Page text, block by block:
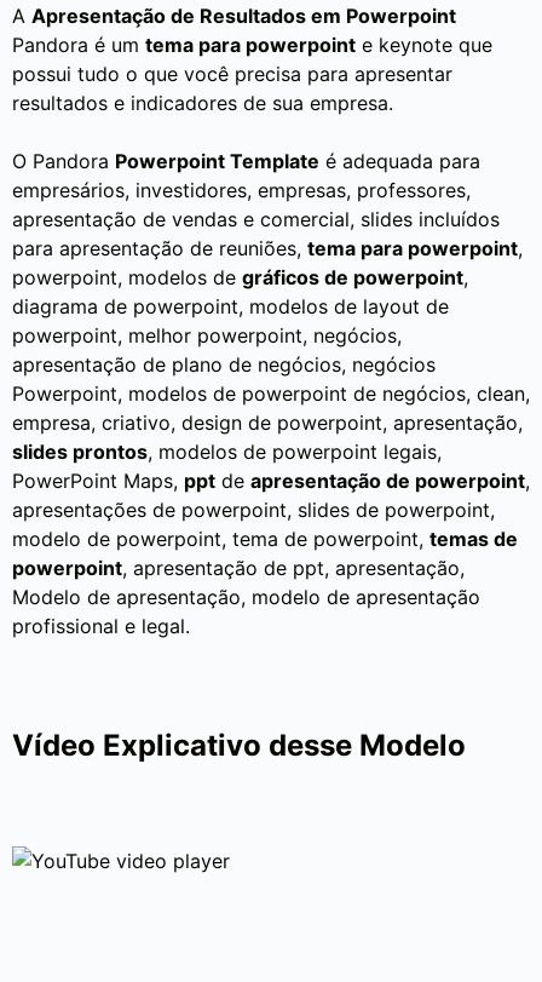
A Apresentação de Resultados em Powerpoint
Pandora é um tema para powerpoint e keynote que
possui tudo o que você precisa para apresentar
resultados e indicadores de sua empresa.
O Pandora Powerpoint Template é adequada para
empresários, investidores, empresas, professores,
apresentação de vendas e comercial, slides incluídos
para apresentação de reuniões, tema para powerpoint,
powerpoint, modelos de gráficos de powerpoint,
diagrama de powerpoint, modelos de layout de
powerpoint, melhor powerpoint, negócios,
apresentação de plano de negócios, negócios
Powerpoint, modelos de powerpoint de negócios, clean,
empresa, criativo, design de powerpoint, apresentação,
slides prontos, modelos de powerpoint legais,
PowerPoint Maps, ppt de apresentação de powerpoint,
apresentações de powerpoint, slides de powerpoint,
modelo de powerpoint, tema de powerpoint, temas de
powerpoint, apresentação de ppt, apresentação,
Modelo de apresentação, modelo de apresentação
profissional e legal.
Vídeo Explicativo desse Modelo